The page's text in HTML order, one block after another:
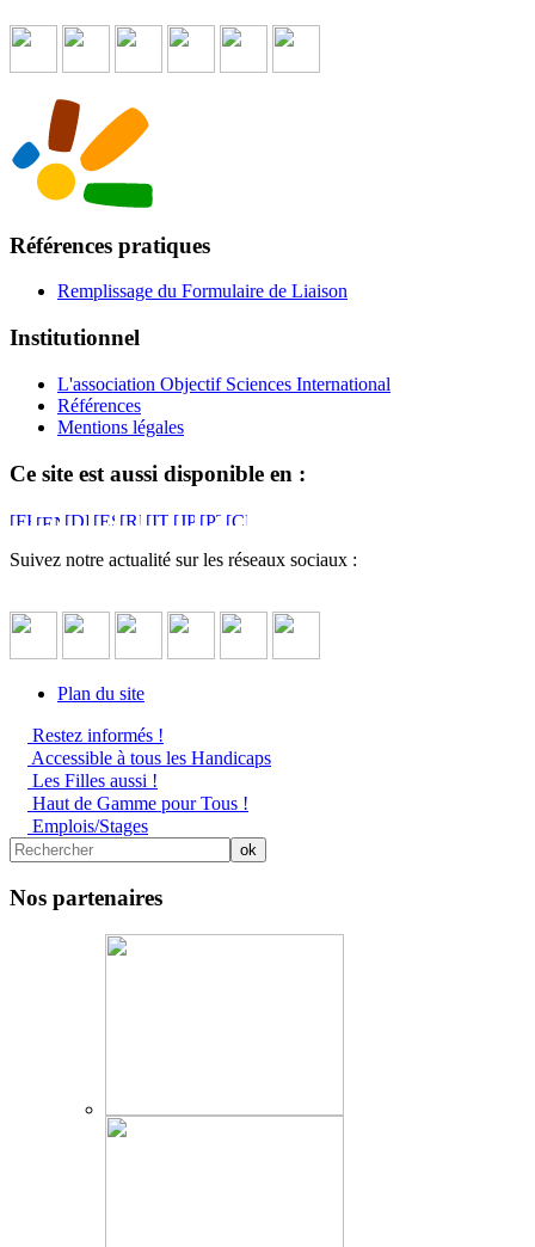
Références pratiques
Remplissage du Formulaire de Liaison
Institutionnel
L'association Objectif Sciences International
Références
Mentions légales
Ce site est aussi disponible en :
Suivez notre actualité sur les réseaux sociaux :
Plan du site
Restez informés !
Accessible à tous les Handicaps
Les Filles aussi !
Haut de Gamme pour Tous !
Emplois/Stages
Nos partenaires